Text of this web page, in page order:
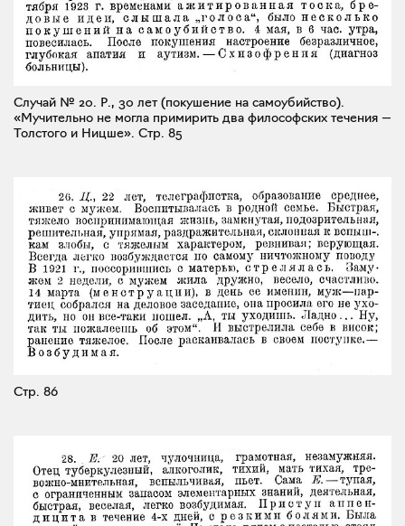
Случай № 20. Р., 30 лет (покушение на самоубийство).
«Мучительно не могла примирить два философских течения —
Толстого и Ницше». Стр. 85
Стр. 86